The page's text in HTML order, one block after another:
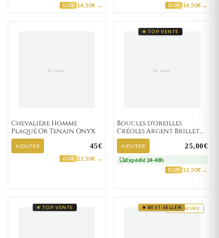
CLUB 14,50€ → CLUB 14,50€ →
Chevalière Homme
Plaqué Or Tenain Onyx
AJOUTER 45€
CLUB 22,50€ →
★ TOP VENTE
Boucles d'oreilles
Créoles Argent Brillet
Texturé
AJOUTER 25,00€
Expédié 24-48h
CLUB 12,50€ →
★ TOP VENTE GRAVURE
★ BEST-SELLER